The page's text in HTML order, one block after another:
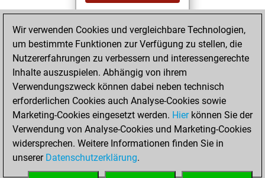
You played 27
bullet games
Play
You scored +13
=1 -13 in bullet
Mittwoch, Januar
10, 2007
You played 7
slow games
Play
You scored +3
Wir verwenden Cookies und vergleichbare Technologien,
um bestimmte Funktionen zur Verfügung zu stellen, die
Nutzererfahrungen zu verbessern und interessengerechte
Inhalte auszuspielen. Abhängig von ihrem
Verwendungszweck können dabei neben technisch
erforderlichen Cookies auch Analyse-Cookies sowie
Marketing-Cookies eingesetzt werden. Hierkönnen Sie der
Verwendung von Analyse-Cookies und Marketing-Cookies
widersprechen. Weitere Informationen finden Sie in
unserer Datenschutzerklärung.